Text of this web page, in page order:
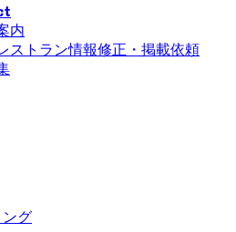
内
ストラン情報修正・掲載依頼
ング